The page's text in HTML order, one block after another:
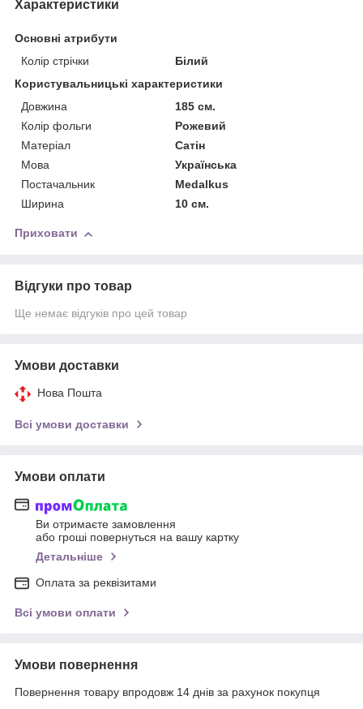
Характеристики
Основні атрибути
Колір стрічки
Білий
Користувальницькі характеристики
Довжина
185 см.
Колір фольги
Рожевий
Матерiал
Сатін
Мова
Українська
Постачальник
Medalkus
Ширина
10 см.
Приховати
Відгуки про товар
Ще немає відгуків про цей товар
Умови доставки
Нова Пошта
Всі умови доставки
Умови оплати
Ви отримаєте замовлення
або гроші повернуться на вашу картку
Детальніше
Оплата за реквізитами
Всі умови оплати
Умови повернення
Повернення товару впродовж 14 днів за рахунок покупця